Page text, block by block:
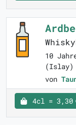
10
(Islay)
von
4cl = 3,30